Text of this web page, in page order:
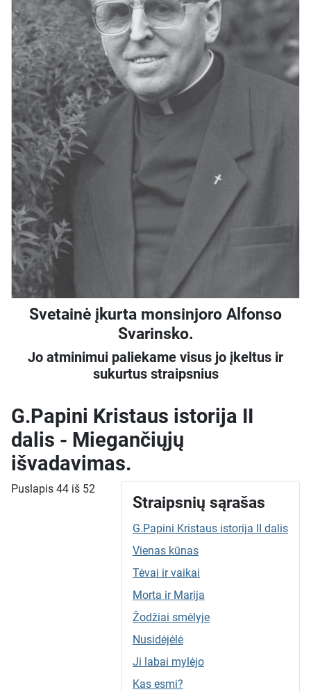
Svetainė įkurta monsinjoro Alfonso
Svarinsko.
Jo atminimui paliekame visus jo įkeltus ir
sukurtus straipsnius
G.Papini Kristaus istorija II
dalis - Miegančiųjų
išvadavimas.
Straipsnių sąrašas
G.Papini Kristaus istorija II dalis
Vienas kūnas
Tėvai ir vaikai
Morta ir Marija
Žodžiai smėlyje
Nusidėjėlė
Ji labai mylėjo
Kas esmi?
Puslapis 44 iš 52